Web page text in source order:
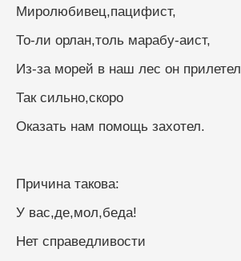
Миролюбивец,пацифист,
То-ли орлан,толь марабу-аист,
Из-за морей в наш лес он прилетел
Так сильно,скоро
Оказать нам помощь захотел.
Причина такова:
У вас,де,мол,беда!
Нет справедливости